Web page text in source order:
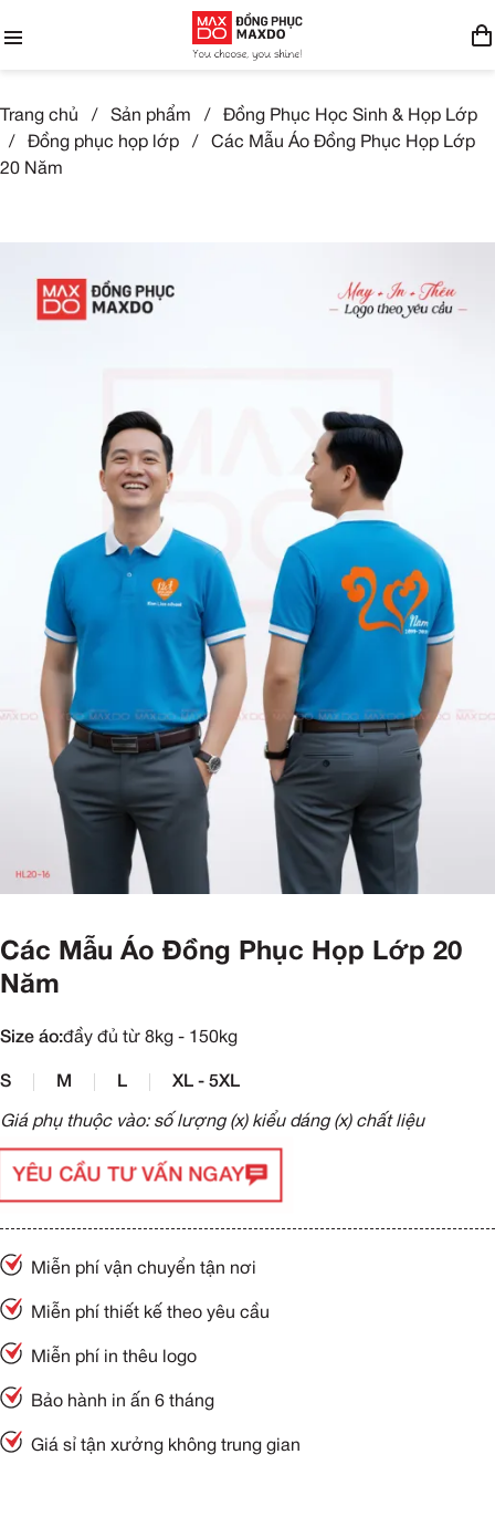
Trang chủ / Sản phẩm /
Đồng Phục Học Sinh & Họp Lớp
/
Đồng phục họp lớp /
Các Mẫu Áo Đồng Phục Họp Lớp
20 Năm
Các Mẫu Áo Đồng Phục Họp Lớp 20
Năm
Size áo:đầy đủ từ 8kg - 150kg
S M L XL - 5XL
Giá phụ thuộc vào: số lượng (x) kiểu dáng (x) chất liệu
YÊU CẦU TƯ VẤN NGAY
Miễn phí vận chuyển tận nơi
Miễn phí thiết kế theo yêu cầu
Miễn phí in thêu logo
Bảo hành in ấn 6 tháng
Giá sỉ tận xưởng không trung gian